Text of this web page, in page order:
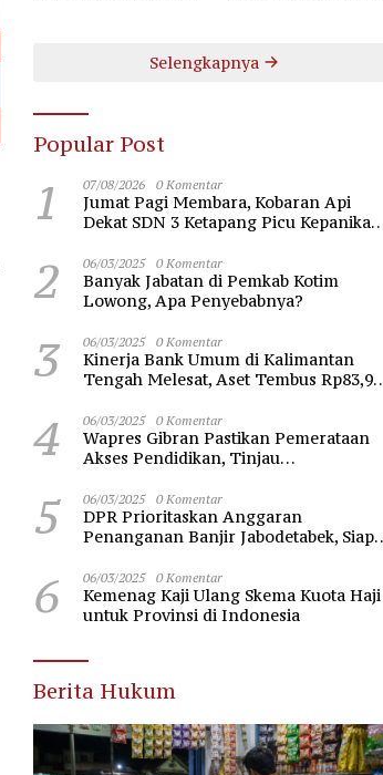
Selengkapnya
Popular Post
1 07/08/2026 0 Komentar
Jumat Pagi Membara, Kobaran Api
Dekat SDN 3 Ketapang Picu Kepanikan
2 06/03/2025 0 Komentar
Banyak Jabatan di Pemkab Kotim
Lowong, Apa Penyebabnya?
3 06/03/2025 0 Komentar
Kinerja Bank Umum di Kalimantan
Tengah Melesat, Aset Tembus Rp83,98
4 06/03/2025 0 Komentar
Wapres Gibran Pastikan Pemerataan
Akses Pendidikan, Tinjau
Nawawi Banten
5 06/03/2025 0 Komentar
DPR Prioritaskan Anggaran
Penanganan Banjir Jabodetabek, Siap
6 06/03/2025 0 Komentar
Kemenag Kaji Ulang Skema Kuota Haji
untuk Provinsi di Indonesia
Berita Hukum